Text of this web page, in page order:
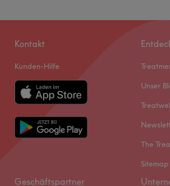
Kontakt
Kunden-Hilfe
Unser
The
Sitemap
Geschäftspartner